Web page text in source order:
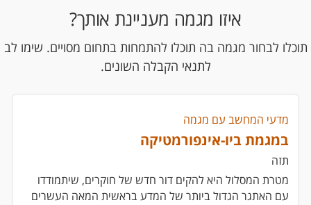
איזו מגמה מעניינת אותך?
תוכלו לבחור מגמה בה תוכלו להתמחות בתחום מסויים. שימו לב
לתנאי הקבלה השונים.
מדעי המחשב עם מגמה
במגמת ביו-אינפורמטיקה
תזה
מטרת המסלול היא להקים דור חדש של חוקרים, שיתמודדו
עם האתגר הגדול ביותר של המדע בראשית המאה העשרים